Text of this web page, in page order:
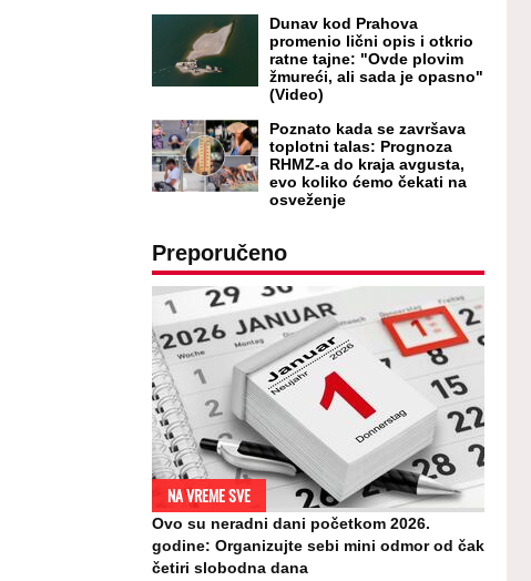
Dunav kod Prahova
promenio lični opis i otkrio
ratne tajne: "Ovde plovim
žmureći, ali sada je opasno"
(Video)
Poznato kada se završava
toplotni talas: Prognoza
RHMZ-a do kraja avgusta,
evo koliko ćemo čekati na
osveženje
Preporučeno
NA VREME SVE
Ovo su neradni dani početkom 2026.
godine: Organizujte sebi mini odmor od čak
četiri slobodna dana